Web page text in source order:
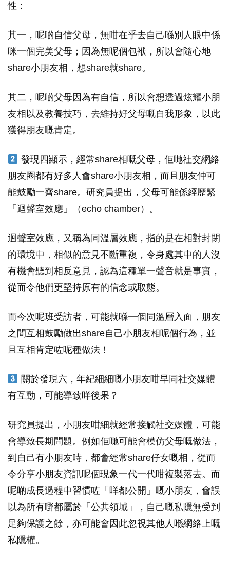
性：
其一，呢啲自信父母，無咁在乎去自己喺別人眼中係
咪一個完美父母；因為無呢個包袱，所以會隨心地
share小朋友相，想share就share。
其二，呢啲父母因為有自信，所以會想透過炫耀小朋
友相以及教養技巧，去維持好父母嘅自我形象，以此
獲得朋友嘅肯定。
發現四顯示，經常share相嘅父母，佢哋社交網絡
朋友圈都有好多人會share小朋友相，而且朋友仲可
能鼓勵一齊share。研究員提出，父母可能係經歷緊
「迴聲室效應」（echo chamber）。
迴聲室效應，又稱為同溫層效應，指的是在相對封閉
的環境中，相似的意見不斷重複，令身處其中的人沒
有機會聽到相反意見，認為這種單一聲音就是事實，
從而令他們更堅持原有的信念或取態。
而今次呢班受訪者，可能就喺一個同溫層入面，朋友
之間互相鼓勵做出share自己小朋友相呢個行為，並
且互相肯定咗呢種做法！
關於發現六，年紀細細嘅小朋友咁早同社交媒體
有互動，可能導致咩後果？
研究員提出，小朋友咁細就經常接觸社交媒體，可能
會導致長期問題。例如佢哋可能會模仿父母嘅做法，
到自己有小朋友時，都會經常share仔女嘅相，從而
令分享小朋友資訊呢個現象一代一代咁複製落去。而
呢啲成長過程中習慣咗「咩都公開」嘅小朋友，會誤
以為所有嘢都屬於「公共領域」，自己嘅私隱無受到
足夠保護之餘，亦可能會因此忽視其他人喺網絡上嘅
私隱權。